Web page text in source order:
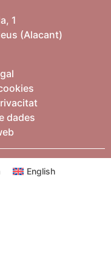
1
(Alacant)
dades
English